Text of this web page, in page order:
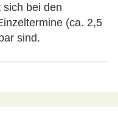
sich bei den
(ca. 2,5
sind.